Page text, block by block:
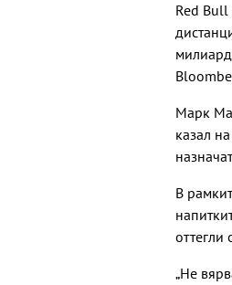
Red Bull
Марк
казал
В
оттегли
„Не